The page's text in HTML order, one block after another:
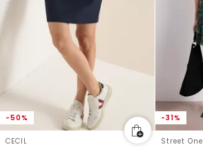
-50%
CECIL
-31%
Street One